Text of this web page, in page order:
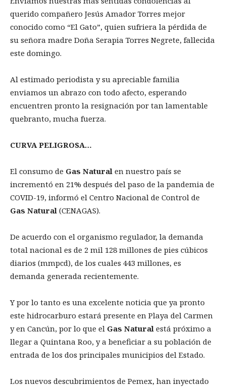
querido compañero Jesús Amador Torres mejor
conocido como “El Gato”, quien sufriera la pérdida de
su señora madre Doña Serapia Torres Negrete, fallecida
este domingo.
Al estimado periodista y su apreciable familia
enviamos un abrazo con todo afecto, esperando
encuentren pronto la resignación por tan lamentable
quebranto, mucha fuerza.
CURVA PELIGROSA…
El consumo de Gas Natural en nuestro país se
incrementó en 21% después del paso de la pandemia de
COVID-19, informó el Centro Nacional de Control de
Gas Natural (CENAGAS).
De acuerdo con el organismo regulador, la demanda
total nacional es de 2 mil 128 millones de pies cúbicos
diarios (mmpcd), de los cuales 443 millones, es
demanda generada recientemente.
Y por lo tanto es una excelente noticia que ya pronto
este hidrocarburo estará presente en Playa del Carmen
y en Cancún, por lo que el Gas Natural está próximo a
llegar a Quintana Roo, y a beneficiar a su población de
entrada de los dos principales municipios del Estado.
Los nuevos descubrimientos de Pemex, han inyectado